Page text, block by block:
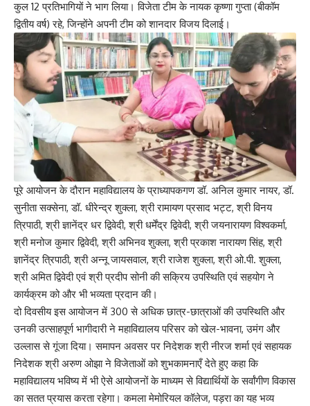
कुल 12 प्रतिभागियों ने भाग लिया। विजेता टीम के नायक कृष्णा गुप्ता (बीकॉम
द्वितीय वर्ष) रहे, जिन्होंने अपनी टीम को शानदार विजय दिलाई।
पूरे आयोजन के दौरान महाविद्यालय के प्राध्यापकगण डॉ. अनिल कुमार नायर, डॉ.
सुनीता सक्सेना, डॉ. धीरेन्द्र शुक्ला, श्री रामायण प्रसाद भट्ट, श्री विनय
त्रिपाठी, श्री ज्ञानेंद्र धर द्विवेदी, श्री धर्मेंद्र द्विवेदी, श्री जयनारायण विश्वकर्मा,
श्री मनोज कुमार द्विवेदी, श्री अभिनव शुक्ला, श्री प्रकाश नारायण सिंह, श्री
ज्ञानेंद्र त्रिपाठी, श्री अन्नू जायसवाल, श्री राजेश शुक्ला, श्री ओ.पी. शुक्ला,
श्री अमित द्विवेदी एवं श्री प्रदीप सोनी की सक्रिय उपस्थिति एवं सहयोग ने
कार्यक्रम को और भी भव्यता प्रदान की।
दो दिवसीय इस आयोजन में 300 से अधिक छात्र-छात्राओं की उपस्थिति और
उनकी उत्साहपूर्ण भागीदारी ने महाविद्यालय परिसर को खेल-भावना, उमंग और
उल्लास से गूंजा दिया। समापन अवसर पर निदेशक श्री नीरज शर्मा एवं सहायक
निदेशक श्री अरुण ओझा ने विजेताओं को शुभकामनाएँ देते हुए कहा कि
महाविद्यालय भविष्य में भी ऐसे आयोजनों के माध्यम से विद्यार्थियों के सर्वांगीण विकास
का सतत प्रयास करता रहेगा। कमला मेमोरियल कॉलेज, पड़रा का यह भव्य